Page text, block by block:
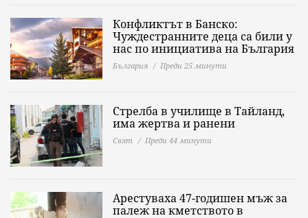
Конфликтът в Банско:
Чуждестранните деца са били у
нас по инициатива на България
България Преди 25 минути
Стрелба в училище в Тайланд,
има жертва и ранени
Свят Преди 44 минути
Арестуваха 47-годишен мъж за
палеж на кметството в